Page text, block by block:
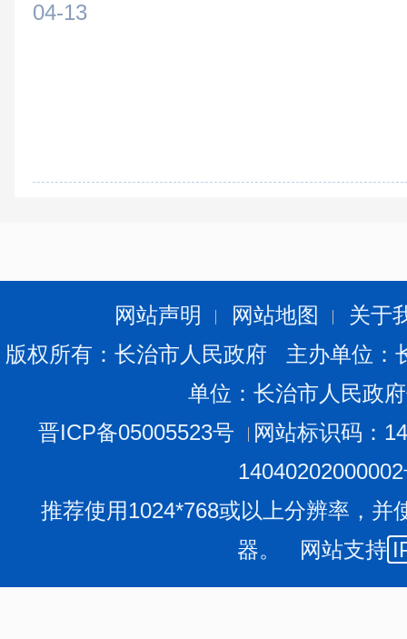
04-13
网站声明 网站地图
关于
版权所有：长治市人民政府 主办单位
单位：长治市人民政
晋ICP备05005523号
网站标识码：
推荐使用1024*768或以上分辨率，并
器。 网站支持